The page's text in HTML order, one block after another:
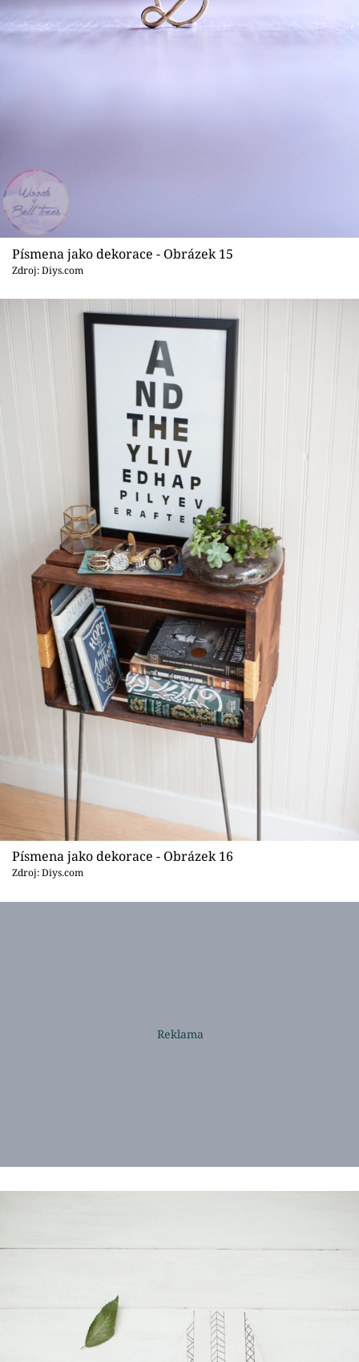
Písmena jako dekorace - Obrázek 15
Zdroj: Diys.com
Písmena jako dekorace - Obrázek 16
Zdroj: Diys.com